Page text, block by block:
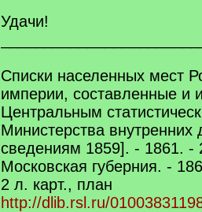
Удачи!
Списки населенных мест
империи, составленные и
Центральным
Министерства внутренних
сведениям 1859]. - 1861. -
Московская губерния. -
2 л. карт., план
http://dlib.rsl.ru/